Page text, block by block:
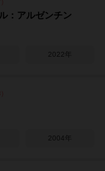
：アルゼンチン
2022年
2004年